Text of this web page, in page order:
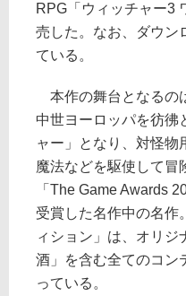
RPG「ウィッチャー3
売した。なお、ダウン
ている。
本作の舞台となるの
中世ヨーロッパを彷彿
ャー」となり、対怪物
魔法などを駆使して冒
「The Game Awards
受賞した名作中の名作
ィション」は、オリ
酒」を含む全てのコン
っている。